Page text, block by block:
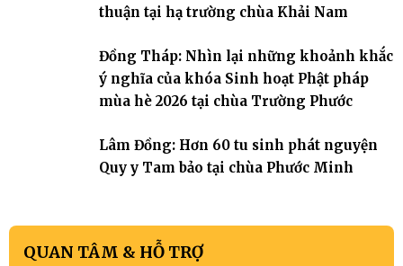
thuận tại hạ trường chùa Khải Nam
Đồng Tháp: Nhìn lại những khoảnh khắc
ý nghĩa của khóa Sinh hoạt Phật pháp
mùa hè 2026 tại chùa Trường Phước
Lâm Đồng: Hơn 60 tu sinh phát nguyện
Quy y Tam bảo tại chùa Phước Minh
QUAN TÂM & HỖ TRỢ